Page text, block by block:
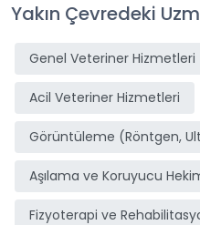
Yakın Çevredeki
Genel Veteriner Hizmetleri
Acil Veteriner Hizmetleri
Görüntüleme (Röntgen,
Aşılama ve Koruyucu
Fizyoterapi ve